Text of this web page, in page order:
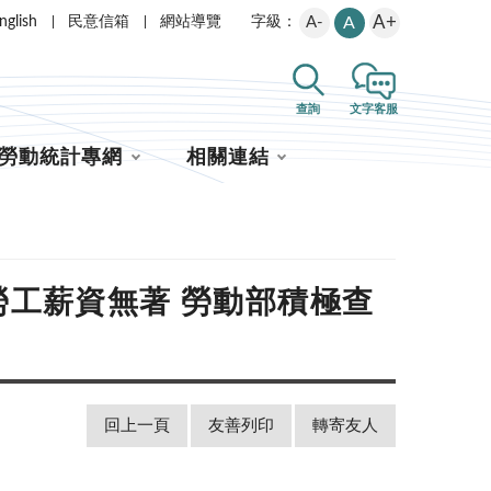
民意信箱 網站導覽 字級： A- A A+
查詢 文字客服
動統計專網 相關連結
薪資無著 勞動部積極查
回上一頁 友善列印 轉寄友人